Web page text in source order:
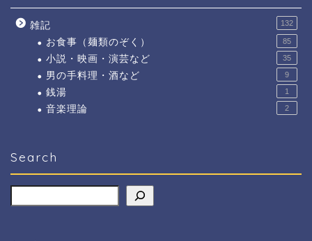
雑記 132
お食事（麺類のぞく） 85
小説・映画・演芸など 35
男の手料理・酒など 9
銭湯 1
音楽理論 2
Search